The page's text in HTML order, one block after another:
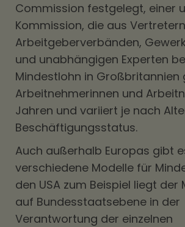
Commission festgelegt, einer
Kommission, die aus
Arbeitgeberverbänden,
und unabhängigen Experten
Mindestlohn in Großbritannien
Arbeitnehmerinnen und
Jahren und variiert je nach
Beschäftigungsstatus.
Auch außerhalb Europas gibt
verschiedene Modelle für
den USA zum Beispiel liegt der
auf Bundesstaatsebene in der
Verantwortung der einzelnen